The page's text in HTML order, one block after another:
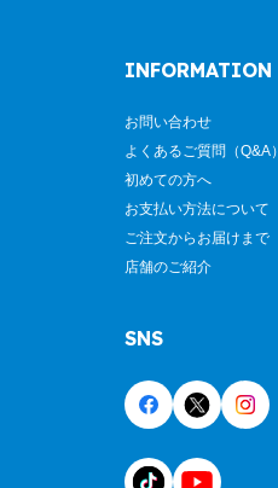
INFORMATION
お問い合わせ
よくあるご質問（Q&A）
初めての方へ
お支払い方法について
ご注文からお届けまで
店舗のご紹介
SNS